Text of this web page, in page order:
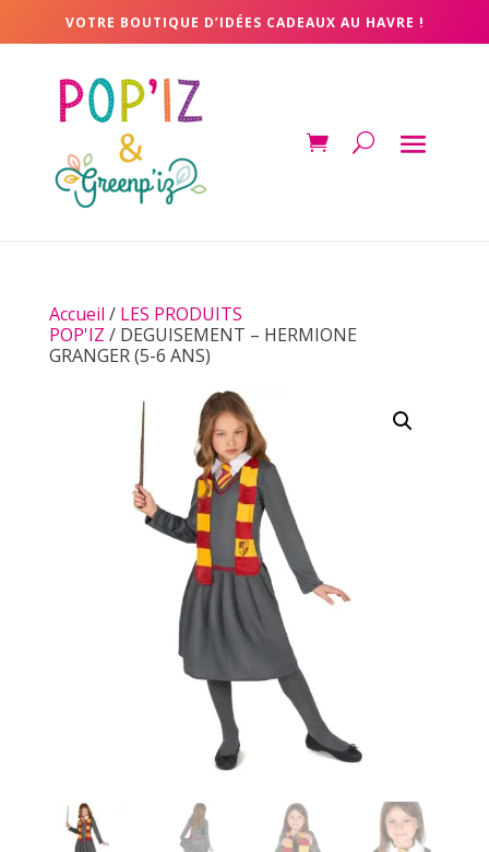
VOTRE BOUTIQUE D’IDÉES CADEAUX AU HAVRE !
Accueil / LES PRODUITS
POP'IZ / DEGUISEMENT – HERMIONE
GRANGER (5-6 ANS)